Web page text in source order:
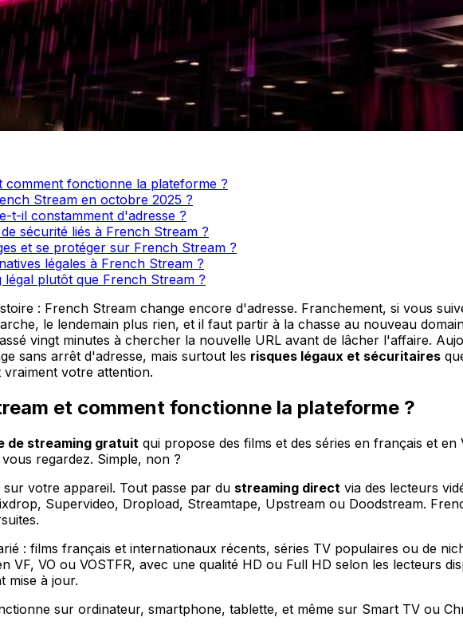
fonctionne la plateforme ?
Stream en octobre 2025 ?
t-il constamment d'adresse ?
sécurité liés à French Stream ?
et se protéger sur French Stream ?
légales à French Stream ?
plutôt que French Stream ?
: French Stream change encore d'adresse. Franchement, si vous
le lendemain plus rien, et il faut partir à la chasse au nouveau
vingt minutes à chercher la nouvelle URL avant de lâcher l'affaire.
sans arrêt d'adresse, mais surtout les risques légaux et sécuritaires
vraiment votre attention.
et comment fonctionne la plateforme ?
de streaming gratuit qui propose des films et des séries en français et
regardez. Simple, non ?
votre appareil. Tout passe par du streaming direct via des lecteurs
Supervideo, Dropload, Streamtape, Upstream ou Doodstream.
: films français et internationaux récents, séries TV populaires ou de
VF, VO ou VOSTFR, avec une qualité HD ou Full HD selon les lecteurs
mise à jour.
sur ordinateur, smartphone, tablette, et même sur Smart TV ou